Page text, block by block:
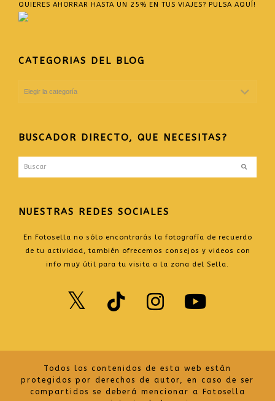
QUIERES AHORRAR HASTA UN 25% EN TUS VIAJES? PULSA AQUÍ!
CATEGORIAS DEL BLOG
BUSCADOR DIRECTO, QUE NECESITAS?
Buscar
NUESTRAS REDES SOCIALES
En Fotosella no sólo encontrarás la fotografía de recuerdo
de tu actividad, también ofrecemos consejos y videos con
info muy útil para tu visita a la zona del Sella.
Twitter
TikTok
Todos los contenidos de esta web están
protegidos por derechos de autor, en caso de ser
compartidos se deberá mencionar a Fotosella